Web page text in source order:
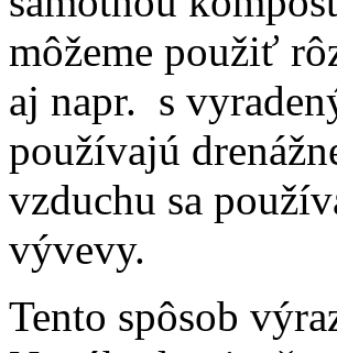
môžeme použiť
aj napr. s
používajú
vzduchu sa
vývevy.
Tento spôsob